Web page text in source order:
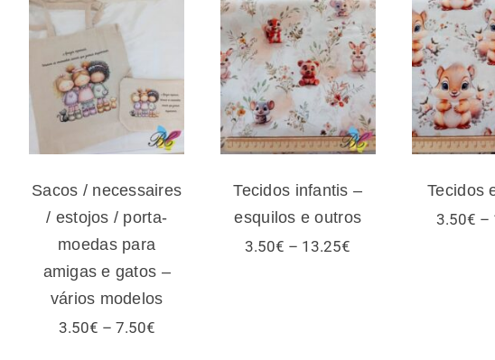
Sacos /
necessaires /
estojos / porta-
moedas para
amigas e gatos –
vários modelos
Sacos / necessaires
/ estojos / porta-
moedas para
amigas e gatos –
vários modelos
3.50€ – 7.50€Price
Tecidos infantis
– esquilos e
outros
Tecidos infantis –
esquilos e outros
3.50€ – 13.25€
Tecidos
Tecidos
3.50€ –